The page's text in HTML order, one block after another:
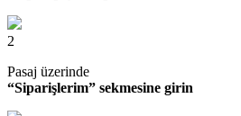
2
Pasaj üzerinde
“Siparişlerim” sekmesine girin